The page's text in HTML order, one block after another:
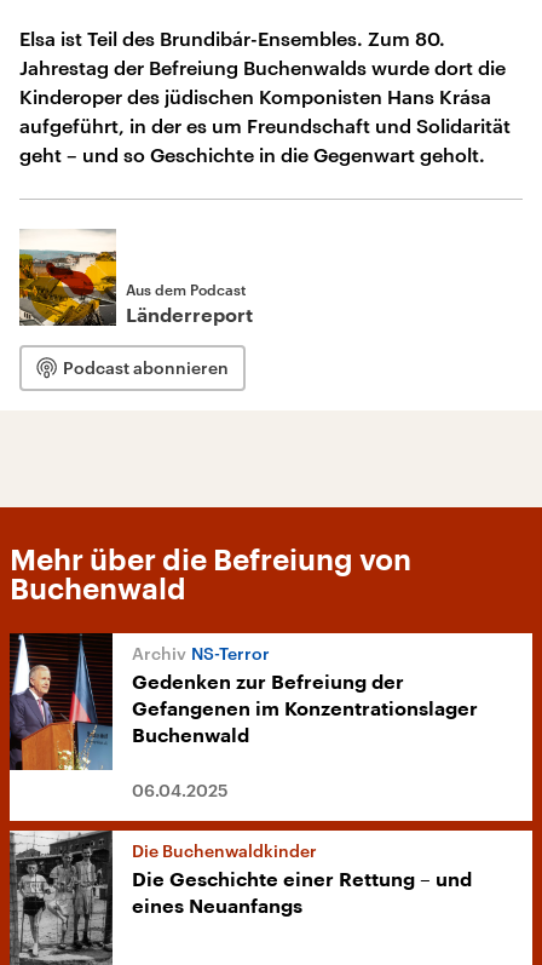
Elsa ist Teil des Brundibár-Ensembles. Zum 80.
Jahrestag der Befreiung Buchenwalds wurde dort die
Kinderoper des jüdischen Komponisten Hans Krása
aufgeführt, in der es um Freundschaft und Solidarität
geht – und so Geschichte in die Gegenwart geholt.
Aus dem Podcast
Länderreport
Podcast abonnieren
Mehr über die Befreiung von
Buchenwald
NS-Terror
Gedenken zur Befreiung der
Gefangenen im Konzentrationslager
Buchenwald
06.04.2025
Die Buchenwaldkinder
Die Geschichte einer Rettung – und
eines Neuanfangs